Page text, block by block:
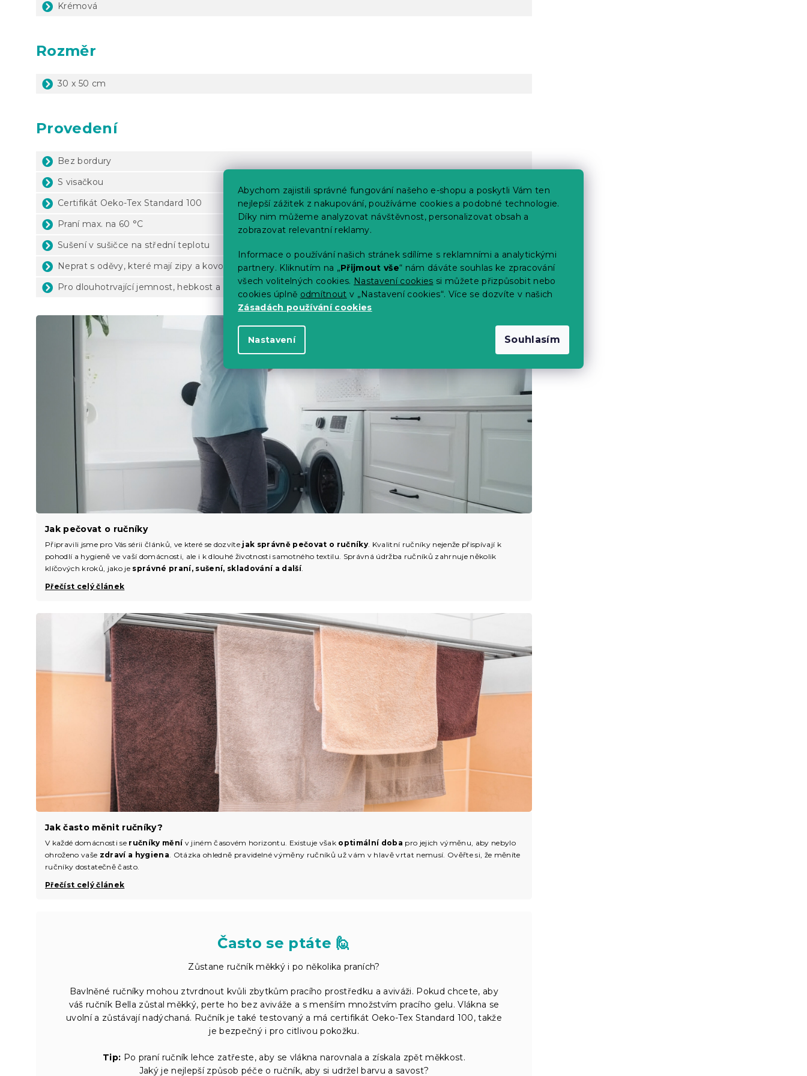
Abychom zajistili správné fungování našeho e-shopu a poskytli Vám ten
nejlepší zážitek z nakupování, používáme cookies a podobné technologie.
Díky nim můžeme analyzovat návštěvnost, personalizovat obsah a
zobrazovat relevantní reklamy.
Informace o používání našich stránek sdílíme s reklamními a analytickými
partnery. Kliknutím na „Přijmout vše“ nám dáváte souhlas ke zpracování
všech volitelných cookies. Nastavení cookies si můžete přizpůsobit nebo
cookies úplně odmítnout v „Nastavení cookies“. Více se dozvíte v našich
Zásadách používání cookies
Nastavení Souhlasím
Krémová
Rozměr
30 x 50 cm
Provedení
Bez bordury
S visačkou
Certifikát Oeko-Tex Standard 100
Praní max. na 60 °C
Sušení v sušičce na střední teplotu
Neprat s oděvy, které mají zipy a kovové háčky
Pro dlouhotrvající jemnost, hebkost a savost není doporučeno používat aviváž
Jak pečovat o ručníky
Připravili jsme pro Vás sérii článků, ve které se dozvíte jak správně pečovat o ručníky. Kvalitní ručníky nejenže přispívají k
pohodlí a hygieně ve vaší domácnosti, ale i k dlouhé životnosti samotného textilu. Správná údržba ručníků zahrnuje několik
klíčových kroků, jako je správné praní, sušení, skladování a další.
Přečíst celý článek
Jak často měnit ručníky?
V každé domácnosti se ručníky měnív jiném časovém horizontu. Existuje však optimální doba pro jejich výměnu, aby nebylo
ohroženo vaše zdraví a hygiena . Otázka ohledně pravidelné výměny ručníků už vám v hlavě vrtat nemusí. Ověřte si, že měníte
ručníky dostatečně často.
Přečíst celý článek
Často se ptáte 🙋
Zůstane ručník měkký i po několika praních?
Bavlněné ručníky mohou ztvrdnout kvůli zbytkům pracího prostředku a aviváži. Pokud chcete, aby
váš ručník Bella zůstal měkký, perte ho bez aviváže a s menším množstvím pracího gelu. Vlákna se
uvolní a zůstávají nadýchaná. Ručník je také testovaný a má certifikát Oeko-Tex Standard 100, takže
je bezpečný i pro citlivou pokožku.
Tip: Po praní ručník lehce zatřeste, aby se vlákna narovnala a získala zpět měkkost.
Jaký je nejlepší způsob péče o ručník, aby si udržel barvu a savost?